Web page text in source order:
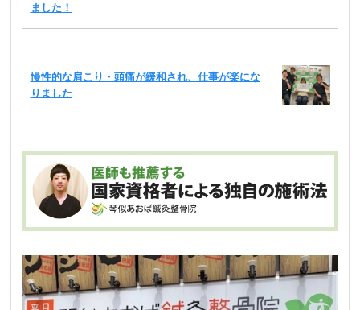
ました！
慢性的な肩こり・頭痛が緩和され、仕事が楽にな
りました